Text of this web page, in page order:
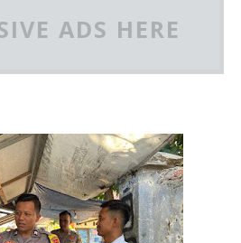
ADS HERE